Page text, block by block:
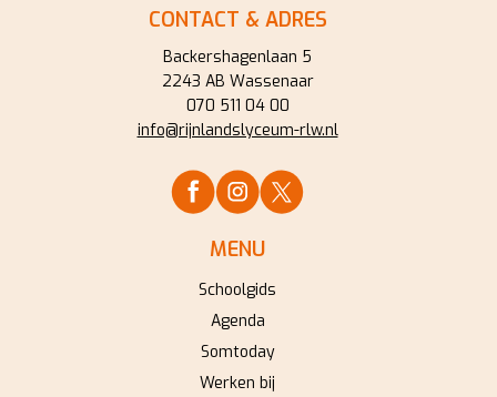
CONTACT & ADRES
Backershagenlaan 5
2243 AB Wassenaar
070 511 04 00
info@rijnlandslyceum-rlw.nl
MENU
Schoolgids
Agenda
Somtoday
Werken bij